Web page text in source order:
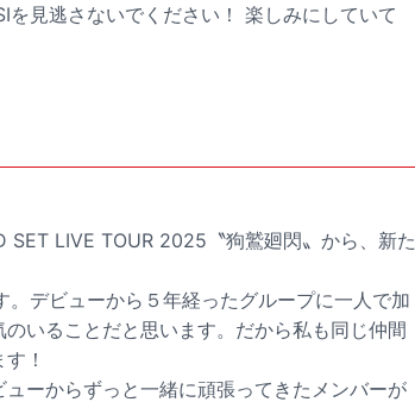
見逃さないでください！ 楽しみにしていて
LIVE TOUR 2025〝狗鷲廻閃〟から、新た
デビューから５年経ったグループに一人で加
いることだと思います。だから私も同じ仲間
！
ーからずっと一緒に頑張ってきたメンバーが